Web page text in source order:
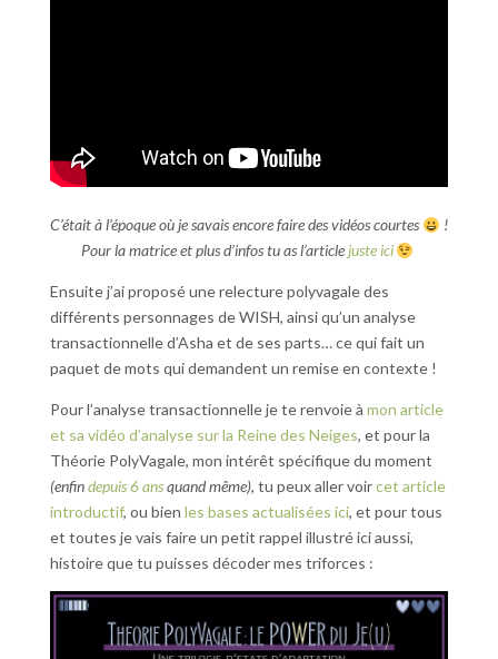
C’était à l’époque où je savais encore faire des vidéos courtes
!
Pour la matrice et plus d’infos tu as l’articlejuste ici
Ensuite j’ai proposé une relecture polyvagale des
différents personnages de WISH, ainsi qu’un analyse
transactionnelle d’Asha et de ses parts… ce qui fait un
paquet de mots qui demandent un remise en contexte !
Pour l’analyse transactionnelle je te renvoie à mon article
et sa vidéo d’analyse sur la Reine des Neiges, et pour la
Théorie PolyVagale, mon intérêt spécifique du moment
(enfindepuis 6 ansquand même), tu peux aller voircet article
introductif, ou bien les bases actualisées ici, et pour tous
et toutes je vais faire un petit rappel illustré ici aussi,
histoire que tu puisses décoder mes triforces :